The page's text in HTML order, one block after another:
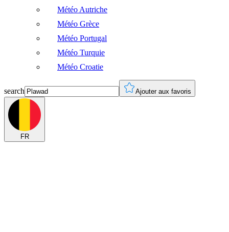
Météo Autriche
Météo Grèce
Météo Portugal
Météo Turquie
Météo Croatie
search Ajouter aux favoris
FR